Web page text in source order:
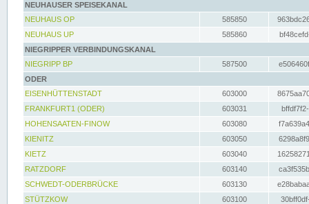
NEUHAUSER SPEISEKANAL
NEUHAUS OP
585850
NEUHAUS UP
585860
NIEGRIPPER VERBINDUNGSKANAL
NIEGRIPP BP
587500
ODER
EISENHÜTTENSTADT
603000
FRANKFURT1 (ODER)
603031
HOHENSAATEN-FINOW
603080
KIENITZ
603050
KIETZ
603040
RATZDORF
603140
SCHWEDT-ODERBRÜCKE
603130
STÜTZKOW
603100